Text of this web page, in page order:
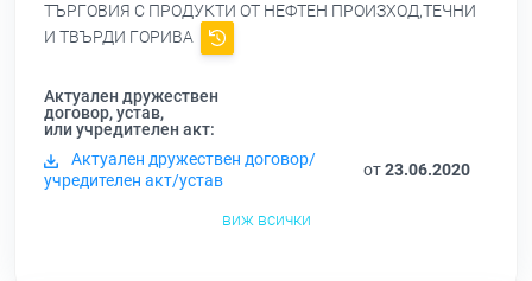
ТЪРГОВИЯ С ПРОДУКТИ ОТ НЕФТЕН ПРОИЗХОД,ТЕЧНИ
И ТВЪРДИ ГОРИВА
Актуален дружествен
договор, устав,
или учредителен акт:
Актуален дружествен договор/
учредителен акт/устав
от23.06.2020
виж всички